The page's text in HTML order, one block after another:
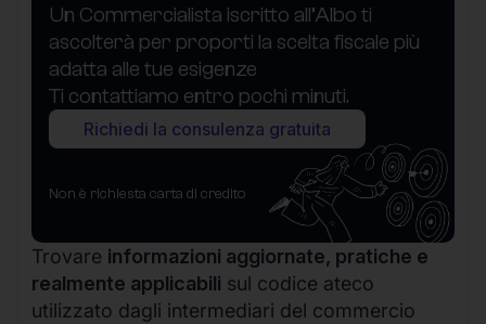
Un Commercialista iscritto all’Albo ti
ascolterà per proporti la scelta fiscale più
adatta alle tue esigenze
Ti contattiamo entro pochi minuti.
Richiedi la consulenza gratuita
Non è richiesta carta di credito
Trovare informazioni aggiornate, pratiche e
realmente applicabili sul codice ateco
utilizzato dagli intermediari del commercio